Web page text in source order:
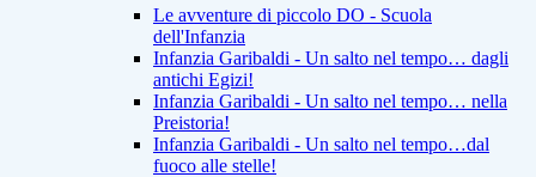
Le avventure di piccolo DO - Scuola
dell'Infanzia
Infanzia Garibaldi - Un salto nel tempo… dagli
antichi Egizi!
Infanzia Garibaldi - Un salto nel tempo… nella
Preistoria!
Infanzia Garibaldi - Un salto nel tempo…dal
fuoco alle stelle!